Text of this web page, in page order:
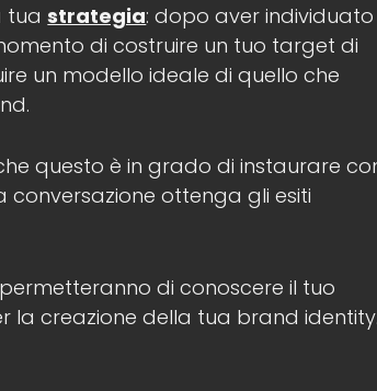
tuastrategia: dopo aver individuato
di costruire un tuo target di
un modello ideale di quello che
questo è in grado di instaurare
conversazione ottenga gli esiti
di conoscere il tuo
la creazione della tua brand identity.